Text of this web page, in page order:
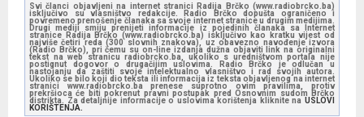
Svi članci objavljeni na internet stranici Radija Brčko (www.radiobrcko.ba)
isključivo su vlasništvo redakcije. Radio Brčko dopušta ograničeno i
povremeno prenošenje članaka sa svoje internet stranice u drugim medijima.
Drugi mediji smiju prenijeti informacije iz pojedinih članaka sa Internet
stranice Radija Brčko (www.radiobrcko.ba) isključivo kao kratku vijest od
najviše četiri reda (300 slovnih znakova), uz obavezno navođenje izvora
(Radio Brčko), pri čemu su on-line izdanja dužna objaviti link na originalni
tekst na web stranicu radiobrcko.ba, ukoliko s uredništvom portala nije
postignut dogovor o drugačijim uslovima. Radio Brčko je odlučan u
nastojanju da zaštiti svoje intelektualno vlasništvo i rad svojih autora.
Ukoliko se bilo koji dio teksta ili informacija iz teksta objavljenog na internet
stranici www.radiobrcko.ba prenese suprotno ovim pravilima, protiv
prekršioca će biti pokrenut pravni postupak pred Osnovnim sudom Brčko
distrikta. Za detaljnije informacije o uslovima korištenja kliknite na USLOVI
KORIŠTENJA.